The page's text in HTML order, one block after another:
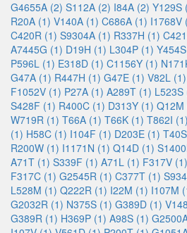
G4655A (2) S112A (2) I84A (2) Y129S
R20A (1) V140A (1) C686A (1) I1768V
C420R (1) S9304A (1) R337H (1)
A7445G (1) D19H (1) L304P (1)
P596L (1) E318D (1) C1156Y (1)
G47A (1) R447H (1) G47E (1) V82L (1)
F1052V (1) P27A (1) A289T (1) L523S
S428F (1) R400C (1) D313Y (1) Q12M
W719R (1) T66A (1) T66K (1) T862I (1)
(1) H58C (1) I104F (1) D203E (1)
R200W (1) I1171N (1) Q14D (1)
A71T (1) S339F (1) A71L (1) F317V (1)
F317C (1) G2545R (1) C377T (1)
L528M (1) Q222R (1) I22M (1) I107M
G2032R (1) N375S (1) G389D (1)
G389R (1) H369P (1) A98S (1)